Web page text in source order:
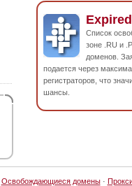
Список
зоне .RU и
доменов.
подается через
регистраторов, что
шансы.
Освобождающиеся домены·